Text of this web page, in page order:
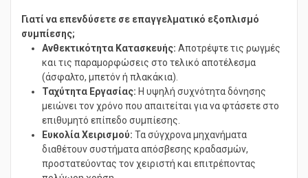
Γιατί να επενδύσετε σε επαγγελματικό εξοπλισμό
συμπίεσης;
Ανθεκτικότητα Κατασκευής:
Αποτρέψτε τις ρωγμές
και τις παραμορφώσεις στο τελικό αποτέλεσμα
(άσφαλτο, μπετόν ή πλακάκια).
Ταχύτητα Εργασίας:
Η υψηλή συχνότητα δόνησης
μειώνει τον χρόνο που απαιτείται για να φτάσετε στο
επιθυμητό επίπεδο συμπίεσης.
Ευκολία Χειρισμού:
Τα σύγχρονα μηχανήματα
διαθέτουν συστήματα απόσβεσης κραδασμών,
προστατεύοντας τον χειριστή και επιτρέποντας